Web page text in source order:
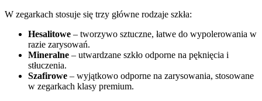
W zegarkach stosuje się trzy główne rodzaje szkła:
Hesalitowe – tworzywo sztuczne, łatwe do wypolerowania w
razie zarysowań.
Mineralne – utwardzane szkło odporne na pęknięcia i
stłuczenia.
Szafirowe – wyjątkowo odporne na zarysowania, stosowane
w zegarkach klasy premium.